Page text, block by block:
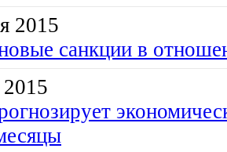
2015
санкции в